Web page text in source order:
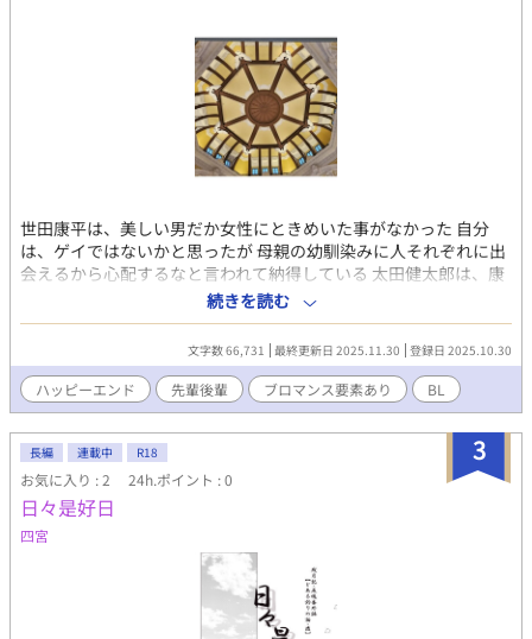
世田康平は、美しい男だか女性にときめいた事がなかった 自分
は、ゲイではないかと思ったが 母親の幼馴染みに人それぞれに出
会えるから心配するなと言われて納得している 太田健太郎は、康
平に新宿で、カツアゲにあった時に助けられた、その時に綺麗な
男だと思った。再会したらお礼を言いたいと思っていた 高校の入
学式の満員電車で康平を見つけるが近づけない 同じ電車を使うな
らまた会えるかもしれないと思う 健太郎は父親を通じて知り合っ
た安芸島隼人から生徒会室に呼び出された 安芸島は女性問題を起
こして、学年主任から生徒会長に任命される 生徒会室には高校の
三大キングと呼ばれる人間が揃っていた 健太郎はその中に助けて
くれた恩人康平を見つけて生徒会室に入ってお礼を言う それ以降
生徒会書記として三大キングにこき使われて行く 愛情を知らず育
った男(中々解けない氷)世田康平と愛情はあったが両親に振り回
された男(少しずつ温める)太田健太郎 の2人の焦ったい恋物語
『優しい気持ちが灯るまで〜君と見た月に』のスピンオフ作品で
すが、まったく単体で読めます ※作者の都合で名前が違ってます
続きを読む
文字数 66,731 最終更新日 2025.11.30 登録日 2025.10.30
ハッピーエンド 先輩後輩 ブロマンス要素あり BL
3
長編 連載中 R18
お気に入り : 2 24h.ポイント : 0
日々是好日
四宮